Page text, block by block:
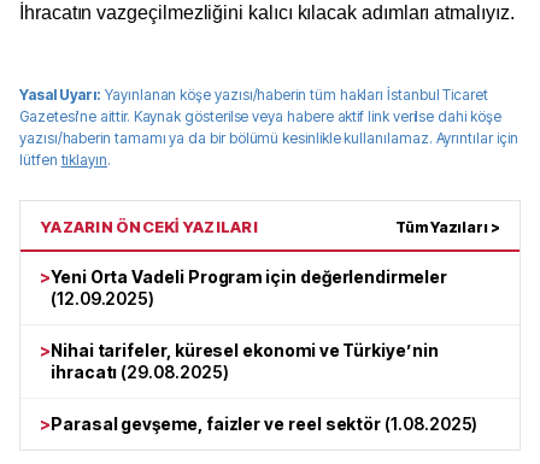
İhracatın vazgeçilmezliğini kalıcı kılacak adımları atmalıyız.
Yasal Uyarı: Yayınlanan köşe yazısı/haberin tüm haklarıİstanbul Ticaret
Gazetesi'ne aittir. Kaynak gösterilse veya habere aktif link verilse dahi köşe
yazısı/haberin tamamı ya da bir bölümü kesinlikle kullanılamaz. Ayrıntılar için
lütfen tıklayın.
YAZARIN ÖNCEKİ YAZILARI Tüm Yazıları >
>Yeni Orta Vadeli Program için değerlendirmeler
(12.09.2025)
>Nihai tarifeler, küresel ekonomi ve Türkiye’nin
ihracatı (29.08.2025)
>Parasal gevşeme, faizler ve reel sektör (1.08.2025)